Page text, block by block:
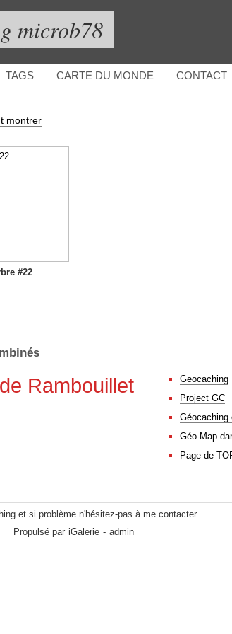
microb78
TAGS CARTE DU MONDE CONTACT
montrer
#22
Rambouillet
Geocaching
Project GC
Géocaching
Géo-Map
Page de
et si problème n'hésitez-pas à me contacter.
Propulsé par iGalerie - admin